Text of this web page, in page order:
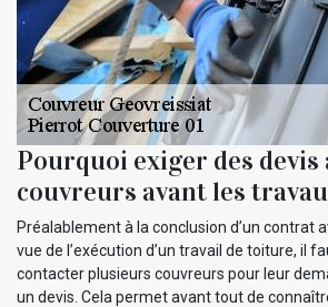
Pourquoi exiger des devis
couvreurs avant les
Préalablement à la conclusion d’un contrat
vue de l’exécution d’un travail de toiture, il
contacter plusieurs couvreurs pour leur
un devis. Cela permet avant tout de